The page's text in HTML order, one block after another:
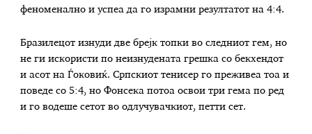
феноменално и успеа да го израмни резултатот на 4:4.
Бразилецот изнуди две брејк топки во следниот гем, но
не ги искористи по неизнудената грешка со бекхендот
и асот на Ѓоковиќ. Српскиот тенисер го преживеа тоа и
поведе со 5:4, но Фонсека потоа освои три гема по ред
и го водеше сетот во одлучувачкиот, петти сет.